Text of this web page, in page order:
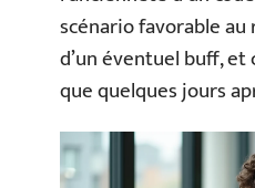
scénario favorable
d’un éventuel buff,
que quelques jours